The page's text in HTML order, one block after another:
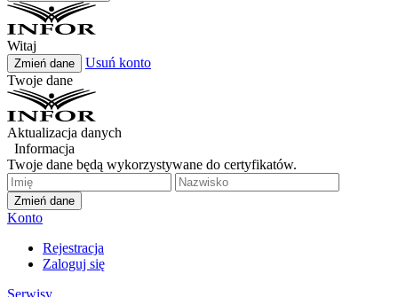
Witaj
Zmień dane
Usuń konto
Twoje dane
Aktualizacja danych
Informacja
Twoje dane będą wykorzystywane do certyfikatów.
Zmień dane
Konto
Rejestracja
Zaloguj się
Serwisy